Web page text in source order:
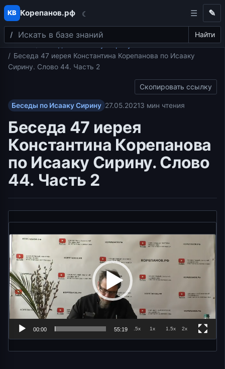
Перейти к содержимому
КВ Корепанов.рф ☾
Поиск Найти
✎
Главная
Беседы по Исааку Сирину
Беседа 47 иерея Константина Корепанова по Исааку
Сирину. Слово 44. Часть 2
Скопировать ссылку
Беседы по Исааку Сирину 27.05.20213 мин чтения
Беседа 47 иерея
Константина Корепанова
по Исааку Сирину. Слово
44. Часть 2
00:00 55:19 .5x 1x 1.5x 2x